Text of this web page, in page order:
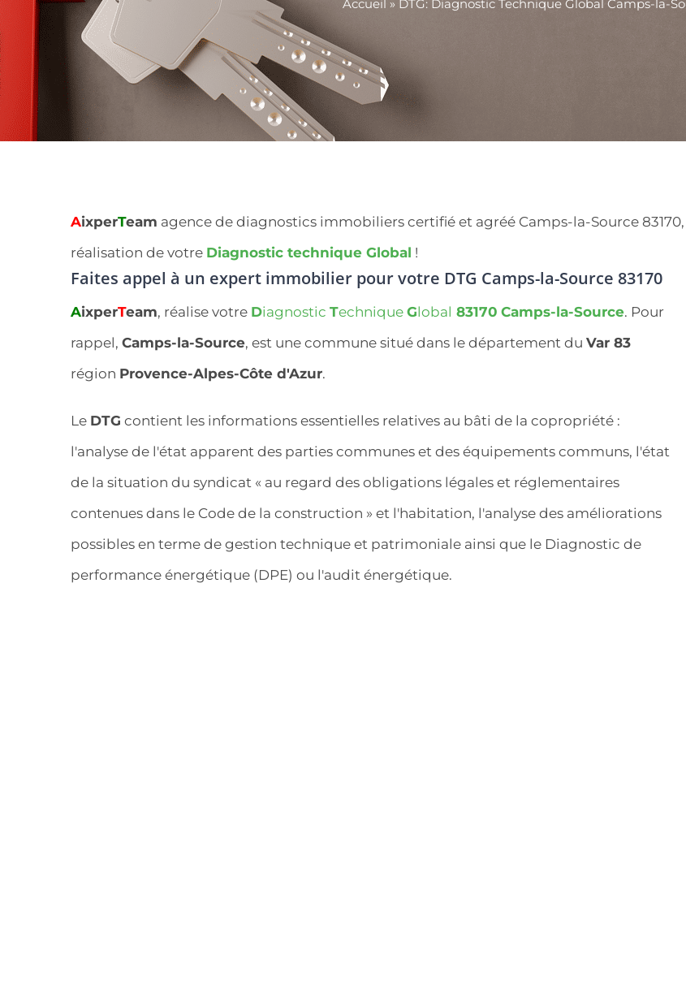
Accueil » DTG: Diagnostic Technique Global Camps-la-
AixperTeam agence de diagnostics immobiliers certifié et agréé Camps-la-Source
réalisation de votre Diagnostic technique Global !
Faites appel à un expert immobilier pour votre DTG Camps-la-Source 83170
AixperTeam, réalise votre Diagnostic Technique Global 83170 Camps-la-Source. Pour
rappel, Camps-la-Source, est une commune situé dans le département du Var 83
région Provence-Alpes-Côte d'Azur.
Le DTG contient les informations essentielles relatives au bâti de la copropriété :
l'analyse de l'état apparent des parties communes et des équipements communs, l'état
de la situation du syndicat « au regard des obligations légales et réglementaires
contenues dans le Code de la construction » et l'habitation, l'analyse des améliorations
possibles en terme de gestion technique et patrimoniale ainsi que le Diagnostic de
performance énergétique (DPE) ou l'audit énergétique.